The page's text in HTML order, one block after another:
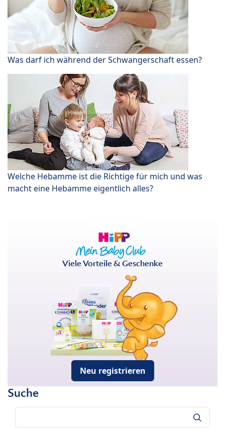
Was darf ich während der Schwangerschaft essen?
Welche Hebamme ist die Richtige für mich und was
macht eine Hebamme eigentlich alles?
Viele Vorteile & Geschenke
Neu registrieren
Suche